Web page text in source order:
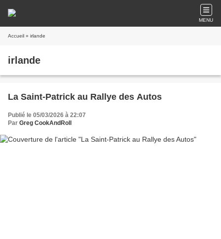
MENU
Accueil » irlande
irlande
La Saint-Patrick au Rallye des Autos
Publié le 05/03/2026 à 22:07
Par Greg CookAndRoll